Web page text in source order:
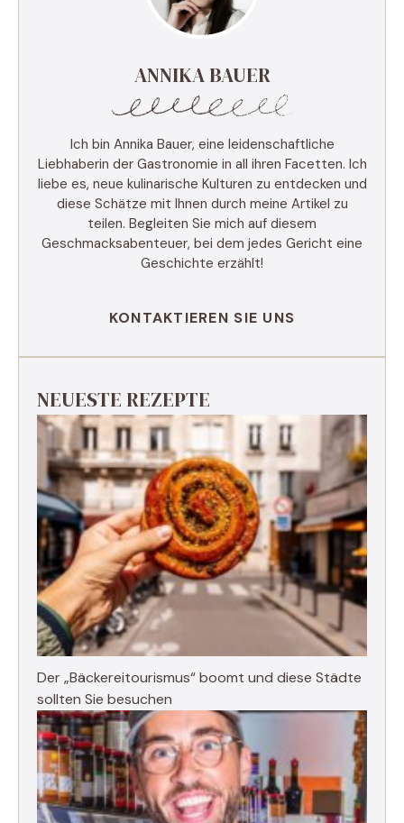
ANNIKA BAUER
Ich bin Annika Bauer, eine leidenschaftliche
Liebhaberin der Gastronomie in all ihren Facetten. Ich
liebe es, neue kulinarische Kulturen zu entdecken und
diese Schätze mit Ihnen durch meine Artikel zu
teilen. Begleiten Sie mich auf diesem
Geschmacksabenteuer, bei dem jedes Gericht eine
Geschichte erzählt!
KONTAKTIEREN SIE UNS
NEUESTE REZEPTE
Der „Bäckereitourismus“ boomt und diese Städte
sollten Sie besuchen